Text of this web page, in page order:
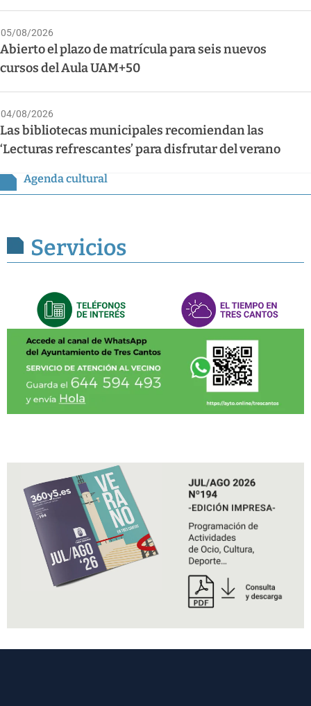
05/08/2026
Abierto el plazo de matrícula para seis nuevos
cursos del Aula UAM+50
04/08/2026
Las bibliotecas municipales recomiendan las
‘Lecturas refrescantes’ para disfrutar del verano
Agenda cultural
Servicios